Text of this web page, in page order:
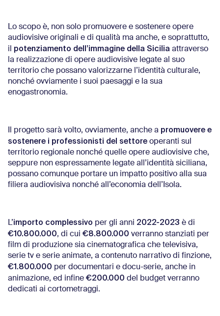
Lo scopo è, non solo promuovere e sostenere opere
audiovisive originali e di qualità ma anche, e soprattutto,
il potenziamento dell’immagine della Sicilia attraverso
la realizzazione di opere audiovisive legate al suo
territorio che possano valorizzarne l’identità culturale,
nonché ovviamente i suoi paesaggi e la sua
enogastronomia.
Il progetto sarà volto, ovviamente, anche a promuovere e
sostenere i professionisti del settore operanti sul
territorio regionale nonché quelle opere audiovisive che,
seppure non espressamente legate all’identità siciliana,
possano comunque portare un impatto positivo alla sua
filiera audiovisiva nonché all’economia dell’Isola.
L’importo complessivo per gli anni 2022-2023 è di
€10.800.000, di cui €8.800.000 verranno stanziati per
film di produzione sia cinematografica che televisiva,
serie tv e serie animate, a contenuto narrativo di finzione,
€1.800.000 per documentari e docu-serie, anche in
animazione, ed infine €200.000 del budget verranno
dedicati ai cortometraggi.